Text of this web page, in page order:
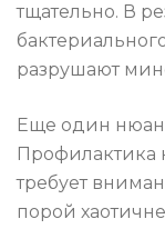
тщательно. В
разрушают
Еще один
Профилактика
требует
порой